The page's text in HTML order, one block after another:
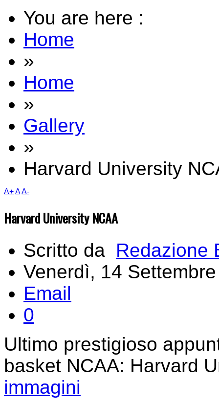
You are here :
Home
»
Home
»
Gallery
»
Harvard University
A+AA-
Harvard University NCAA
Scritto da Redazione
Venerdì, 14
Email
0
Ultimo prestigioso
basket NCAA: Harvard
immagini